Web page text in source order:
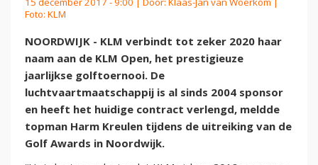
Foto: KLM
NOORDWIJK - KLM verbindt tot zeker 2020 haar
naam aan de KLM Open, het prestigieuze
jaarlijkse golftoernooi. De
luchtvaartmaatschappij is al sinds 2004 sponsor
en heeft het huidige contract verlengd, meldde
topman Harm Kreulen tijdens de uitreiking van de
Golf Awards in Noordwijk.